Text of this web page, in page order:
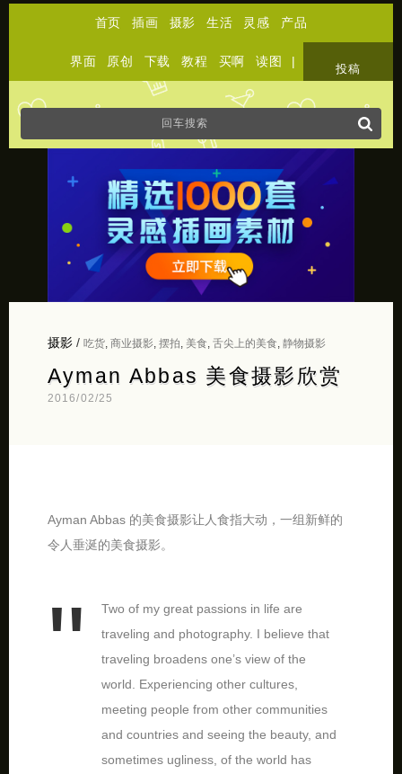
首页 插画 摄影 生活 灵感 产品
界面 原创 下载 教程 买啊 读图 |
投稿
摄影/ 吃货, 商业摄影, 摆拍 美食 舌尖上的美食 静物摄影
Ayman Abbas 美食摄影欣赏
2016/02/25
Ayman Abbas 的美食摄影让人食指大动，一组新鲜的
令人垂涎的美食摄影。
Two of my great passions in life are
traveling and photography. I believe that
traveling broadens one’s view of the
world. Experiencing other cultures,
meeting people from other communities
and countries and seeing the beauty, and
sometimes ugliness, of the world has